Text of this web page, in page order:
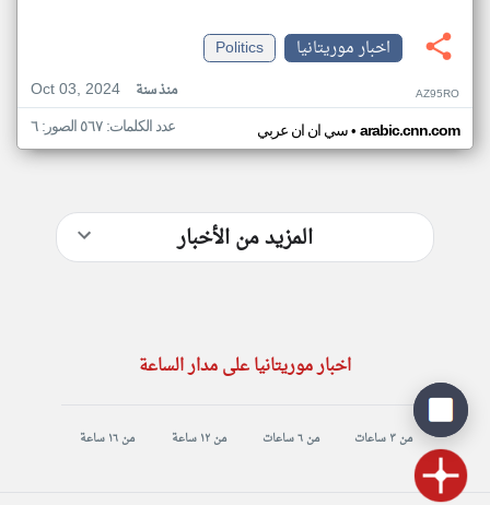
اخبار موريتانيا
Politics
Oct 03, 2024
منذ سنة AZ95RO
سي ان ان عربي• arabic.cnn.com عدد الكلمات: ٥٦٧ الصور: ٦
المزيد من الأخبار
اخبار موريتانيا على مدار الساعة
من ٣ ساعات من ٦ ساعات من ١٢ ساعة من ١٦ ساعة